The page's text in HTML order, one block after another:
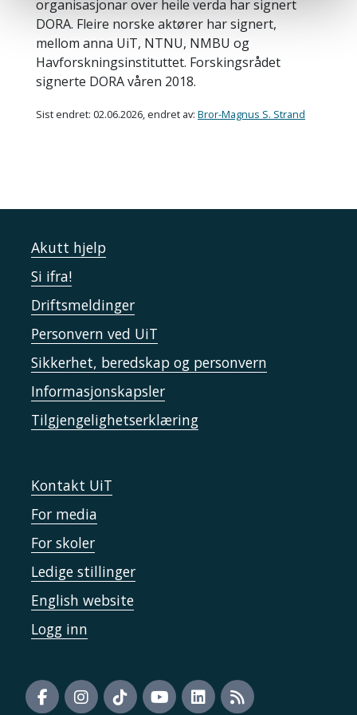
organisasjonar over heile verda har signert
DORA. Fleire norske aktører har signert,
mellom anna UiT, NTNU, NMBU og
Havforskningsinstituttet. Forskingsrådet
signerte DORA våren 2018.
Sist endret: 02.06.2026, endret av: Bror-Magnus S. Strand
Akutt hjelp
Si ifra!
Driftsmeldinger
Personvern ved UiT
Sikkerhet, beredskap og personvern
Informasjonskapsler
Tilgjengelighetserklæring
Kontakt UiT
For media
For skoler
Ledige stillinger
English website
Logg inn